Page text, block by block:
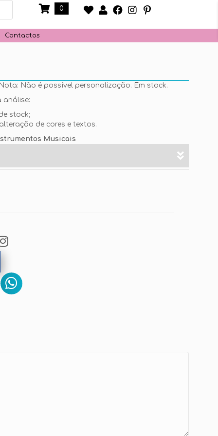
0
Contactos
Não é possível personalização. Em stock.
análise:
stock;
de cores e textos.
Musicais